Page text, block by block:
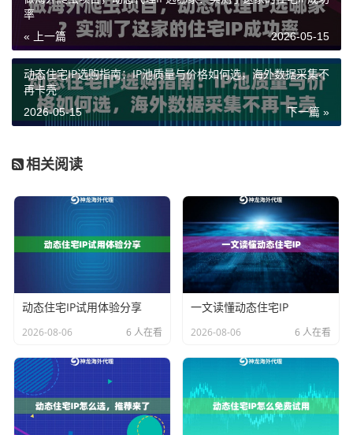
场景类型
并
量
流量
对IP真实
推荐方案
小规模价格
监控
低 小 中等
动态住宅IP
（全面型）
AI训练数据
长期采集
高
高 不限量代理IP
高
动态长效ISP
住宅代理
很多人上来就问"哪个套餐最好"，其实这个问题没有标准
答案，得看你的爬虫每天跑多少请求、目标站点反爬力
度大不大、是否需要固定城市出口等具体条件。
动态住宅IP的核心优势是什么？
率
« 上一篇 2026-05-15
动态住宅IP选购指南：IP池质量与价格如何选，海外数据采集不
再卡壳
下一篇 »
2026-05-15
相关阅读
动态住宅IP试用体验分享
2026-08-06 6 人在看
一文读懂动态住宅IP
2026-08-06 6 人在看